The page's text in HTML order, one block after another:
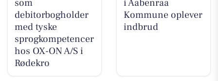
som
debitorbogholder
med tyske
sprogkompetencer
hos OX-ON A/S i
Rødekro
i Aabenraa
Kommune oplever
indbrud